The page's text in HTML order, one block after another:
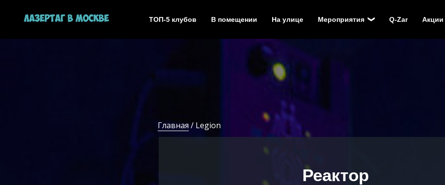
ТОП-5 клубов В помещении На улице Мероприятия Q-Zar Акции
Реактор
Главная/ Legion